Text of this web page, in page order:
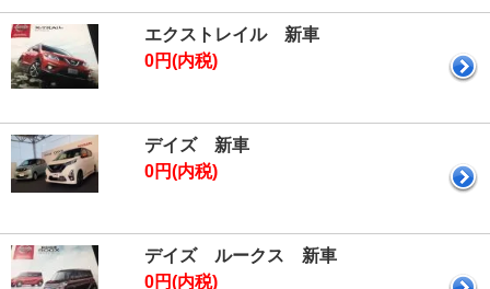
エクストレイル 新車
0円(内税)
デイズ 新車
0円(内税)
デイズ ルークス 新車
0円(内税)